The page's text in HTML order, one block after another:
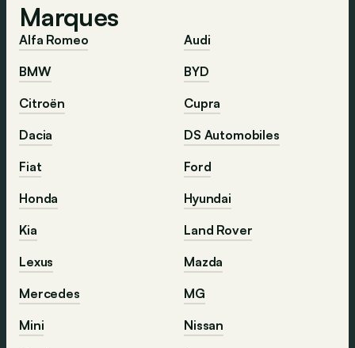
Marques
Alfa Romeo
Audi
BMW
BYD
Citroën
Cupra
Dacia
DS Automobiles
Fiat
Ford
Honda
Hyundai
Kia
Land Rover
Lexus
Mazda
Mercedes
MG
Mini
Nissan